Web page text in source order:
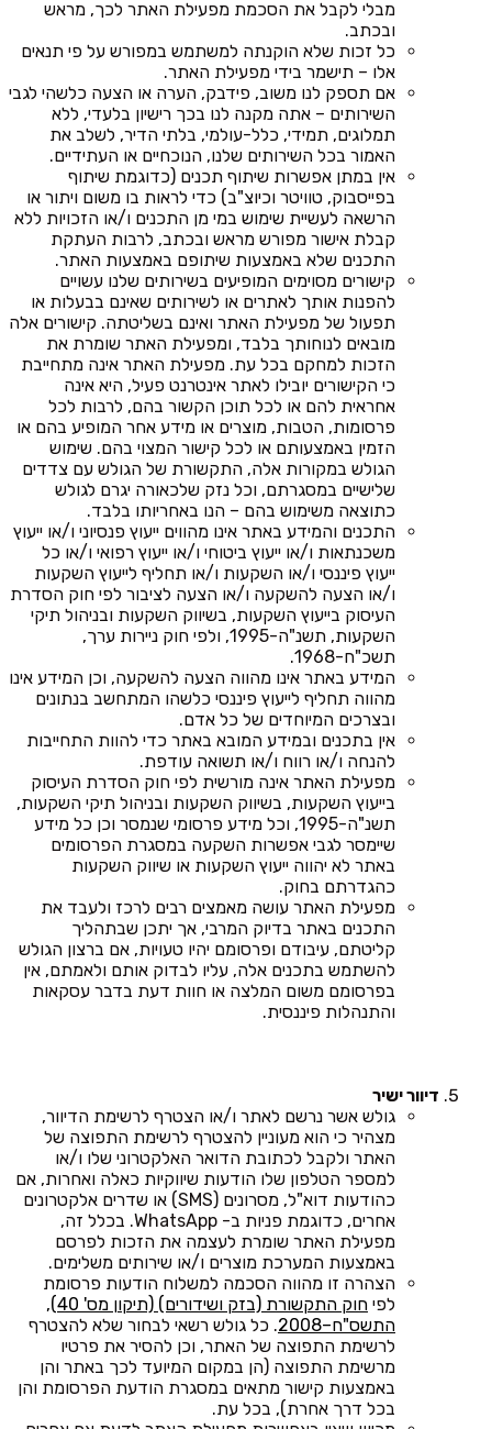
מבלי לקבל את הסכמת מפעילת האתר לכך, מראש
ובכתב.
כל זכות שלא הוקנתה למשתמש במפורש על פי תנאים
אלו – תישמר בידי מפעילת האתר.
אם תספק לנו משוב, פידבק, הערה או הצעה כלשהי לגבי
השירותים – אתה מקנה לנו בכך רישיון בלעדי, ללא
תמלוגים, תמידי, כלל-עולמי, בלתי הדיר, לשלב את
האמור בכל השירותים שלנו, הנוכחיים או העתידיים.
אין במתן אפשרות שיתוף תכנים (כדוגמת שיתוף
בפייסבוק, טוויטר וכיוצ"ב) כדי לראות בו משום ויתור או
הרשאה לעשיית שימוש במי מן התכנים ו/או הזכויות ללא
קבלת אישור מפורש מראש ובכתב, לרבות העתקת
התכנים שלא באמצעות שיתופם באמצעות האתר.
קישורים מסוימים המופיעים בשירותים שלנו עשויים
להפנות אותך לאתרים או לשירותים שאינם בבעלות או
תפעול של מפעילת האתר ואינם בשליטתה. קישורים אלה
מובאים לנוחותך בלבד, ומפעילת האתר שומרת את
הזכות למחקם בכל עת. מפעילת האתר אינה מתחייבת
כי הקישורים יובילו לאתר אינטרנט פעיל, היא אינה
אחראית להם או לכל תוכן הקשור בהם, לרבות לכל
פרסומות, הטבות, מוצרים או מידע אחר המופיע בהם או
הזמין באמצעותם או לכל קישור המצוי בהם. שימוש
הגולש במקורות אלה, התקשורת של הגולש עם צדדים
שלישיים במסגרתם, וכל נזק שלכאורה יגרם לגולש
כתוצאה משימוש בהם – הנו באחריותו בלבד.
התכנים והמידע באתר אינו מהווים ייעוץ פנסיוני ו/או ייעוץ
משכנתאות ו/או ייעוץ ביטוחי ו/או ייעוץ רפואי ו/או כל
ייעוץ פיננסי ו/או השקעות ו/או תחליף לייעוץ השקעות
ו/או הצעה להשקעה ו/או הצעה לציבור לפי חוק הסדרת
העיסוק בייעוץ השקעות, בשיווק השקעות ובניהול תיקי
השקעות, תשנ"ה-1995, ולפי חוק ניירות ערך,
תשכ"ח-1968.
המידע באתר אינו מהווה הצעה להשקעה, וכן המידע אינו
מהווה תחליף לייעוץ פיננסי כלשהו המתחשב בנתונים
ובצרכים המיוחדים של כל אדם.
אין בתכנים ובמידע המובא באתר כדי להוות התחייבות
להנחה ו/או רווח ו/או תשואה עודפת.
מפעילת האתר אינה מורשית לפי חוק הסדרת העיסוק
בייעוץ השקעות, בשיווק השקעות ובניהול תיקי השקעות,
תשנ"ה-1995, וכל מידע פרסומי שנמסר וכן כל מידע
שיימסר לגבי אפשרות השקעה במסגרת הפרסומים
באתר לא יהווה ייעוץ השקעות או שיווק השקעות
כהגדרתם בחוק.
מפעילת האתר עושה מאמצים רבים לרכז ולעבד את
התכנים באתר בדיוק המרבי, אך יתכן שבתהליך
קליטתם, עיבודם ופרסומם יהיו טעויות, אם ברצון הגולש
להשתמש בתכנים אלה, עליו לבדוק אותם ולאמתם, אין
בפרסומם משום המלצה או חוות דעת בדבר עסקאות
והתנהלות פיננסית.
דיוור ישיר
גולש אשר נרשם לאתר ו/או הצטרף לרשימת הדיוור,
מצהיר כי הוא מעוניין להצטרף לרשימת התפוצה של
האתר ולקבל לכתובת הדואר האלקטרוני שלו ו/או
למספר הטלפון שלו הודעות שיווקיות כאלה ואחרות, אם
כהודעות דוא"ל, מסרונים (SMS) או שדרים אלקטרונים
אחרים, כדוגמת פניות ב- WhatsApp. בכלל זה,
מפעילת האתר שומרת לעצמה את הזכות לפרסם
באמצעות המערכת מוצרים ו/או שירותים משלימים.
הצהרה זו מהווה הסכמה למשלוח הודעות פרסומת
לפי
חוק התקשורת (בזק ושידורים) (תיקון מס' 40),
התשס"ח–2008
. כל גולש רשאי לבחור שלא להצטרף
לרשימת התפוצה של האתר, וכן להסיר את פרטיו
מרשימת התפוצה (הן במקום המיועד לכך באתר והן
באמצעות קישור מתאים במסגרת הודעת הפרסומת והן
בכל דרך אחרת), בכל עת.